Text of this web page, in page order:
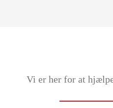
Vi er her for at